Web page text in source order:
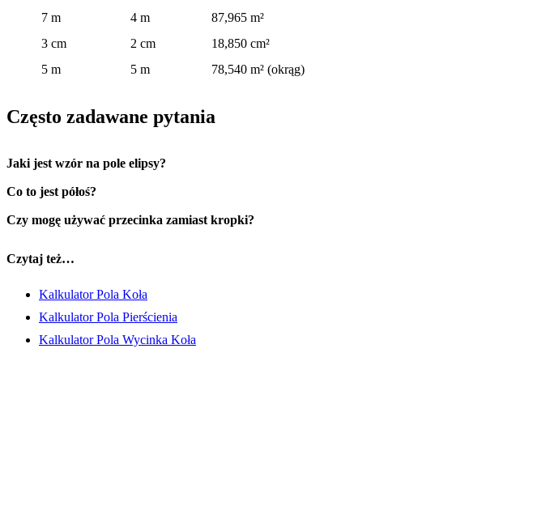
7 m
4 m
87,965 m²
3 cm
2 cm
18,850 cm²
5 m
5 m 78,540 m² (okrąg)
Często zadawane pytania
Jaki jest wzór na pole elipsy?
Co to jest półoś?
Czy mogę używać przecinka zamiast kropki?
Czytaj też…
Kalkulator Pola Koła
Kalkulator Pola Pierścienia
Kalkulator Pola Wycinka Koła